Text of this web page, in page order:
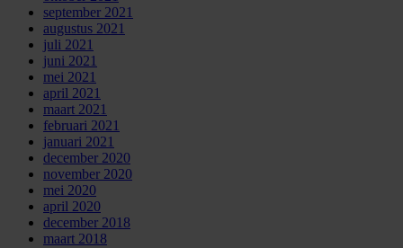
september 2021
augustus 2021
juli 2021
juni 2021
mei 2021
april 2021
maart 2021
februari 2021
januari 2021
december 2020
november 2020
mei 2020
april 2020
december 2018
maart 2018